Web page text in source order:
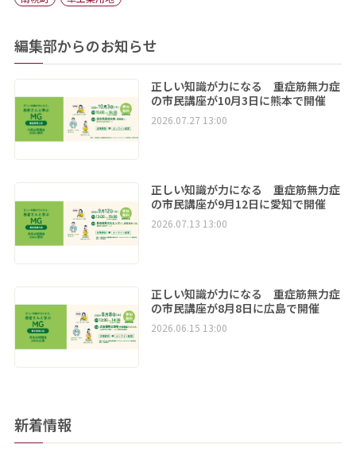
編集部からのお知らせ
正しい知識が力になる 重症筋無力症
の市民講座が10月3日に熊本で開催
2026.07.27 13:00
正しい知識が力になる 重症筋無力症
の市民講座が9月12日に愛知で開催
2026.07.13 13:00
正しい知識が力になる 重症筋無力症
の市民講座が8月8日に広島で開催
2026.06.15 13:00
新着情報